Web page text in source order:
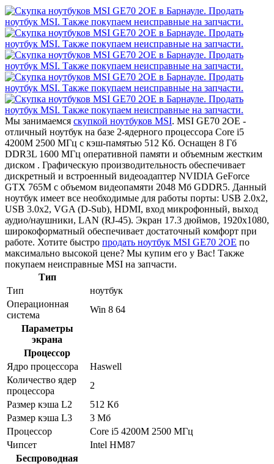
Мы занимаемся скупкой ноутбуков MSI. MSI GE70 2OE -
отличный ноутбук на базе 2-ядерного процессора Core i5
4200M 2500 МГц с кэш-памятью 512 Кб. Оснащен 8 Гб
DDR3L 1600 МГц оперативной памяти и объемным жестким
диском . Графическую производительность обеспечивает
дискретный и встроенный видеоадаптер NVIDIA GeForce
GTX 765M с объемом видеопамяти 2048 Мб GDDR5. Данный
ноутбук имеет все необходимые для работы порты: USB 2.0x2,
USB 3.0x2, VGA (D-Sub), HDMI, вход микрофонный, выход
аудио/наушники, LAN (RJ-45). Экран 17.3 дюймов, 1920x1080,
широкоформатный обеспечивает достаточный комфорт при
работе. Хотите быстро продать ноутбук MSI GE70 2OE по
максимально высокой цене? Мы купим его у Вас! Также
покупаем неисправные MSI на запчасти.
Тип
Тип
ноутбук
Операционная
система
Win 8 64
Параметры
экрана
Процессор
Ядро процессора
Haswell
Количество ядер
процессора
2
Размер кэша L2
512 Кб
Размер кэша L3
3 Мб
Процессор
Core i5 4200M 2500 МГц
Чипсет
Intel HM87
Беспроводная